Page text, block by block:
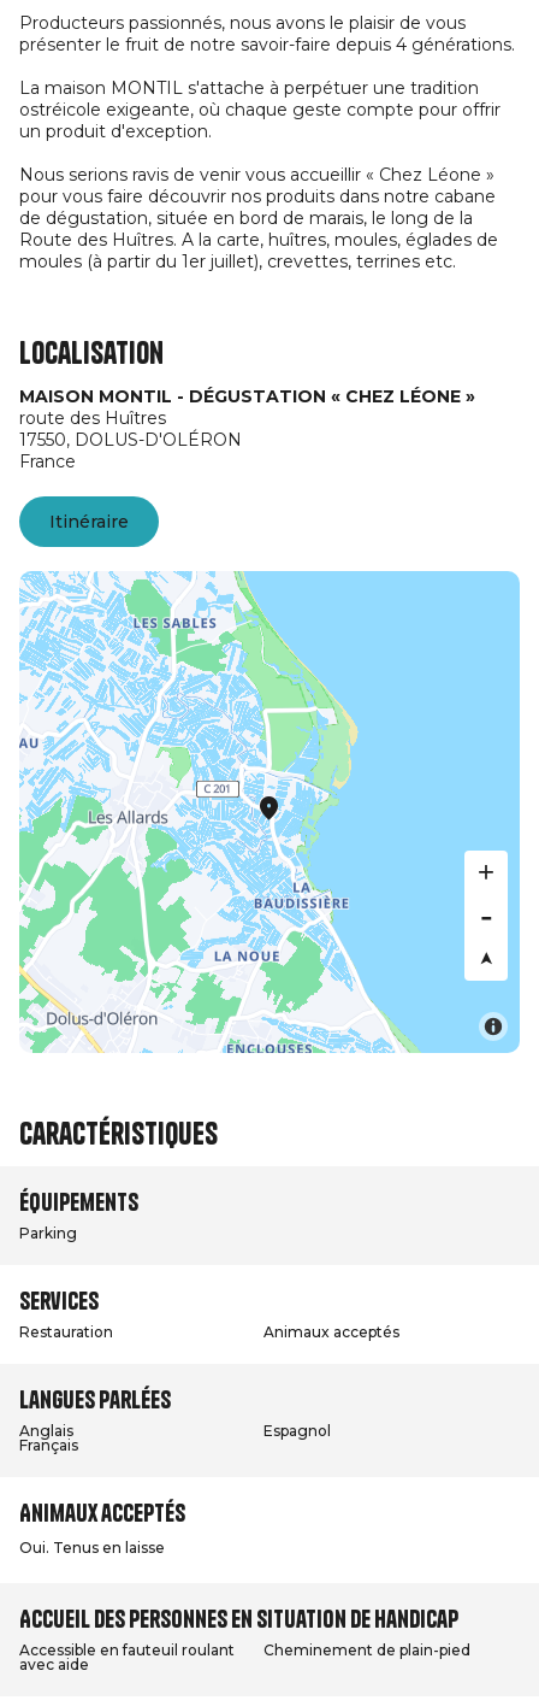
Producteurs passionnés, nous avons le plaisir de vous
présenter le fruit de notre savoir-faire depuis 4 générations.
La maison MONTIL s'attache à perpétuer une tradition
ostréicole exigeante, où chaque geste compte pour offrir
un produit d'exception.
Nous serions ravis de venir vous accueillir « Chez Léone »
pour vous faire découvrir nos produits dans notre cabane
de dégustation, située en bord de marais, le long de la
Route des Huîtres. A la carte, huîtres, moules, églades de
moules (à partir du 1er juillet), crevettes, terrines etc.
Localisation
MAISON MONTIL - DÉGUSTATION « CHEZ LÉONE »
route des Huîtres
17550, DOLUS-D'OLÉRON
France
Itinéraire
Caractéristiques
Équipements
Parking
Services
Restauration Animaux acceptés
Langues parlées
Anglais
Espagnol
Français
Animaux acceptés
Oui. Tenus en laisse
Accueil des personnes en situation de handicap
Accessible en fauteuil roulant
avec aide
Cheminement de plain-pied